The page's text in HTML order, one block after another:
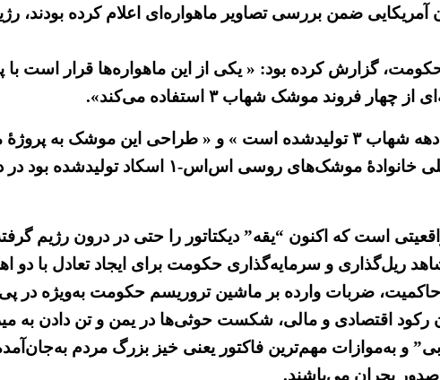
ضمن بررسی تصاویر ماهواره‌ای اعلام کرده بودند،
گزارش کرده بود: « یکی از این ماهواره‌ها قرار است با
موشک شهاب ۳ استفاده می‌کند».
است که اکنون “یقه” دیکتاتور را حتی در درون
ریل‌گذاری و سرمایه‌گذاری حکومت برای ایجاد تعادل با
ضربات وارده بر ماشین تروریسم حکومت به‌ویژه در پی
رکود اقتصادی و مالی، شکست حوثی‌ها در یمن و تن دادن به
و به‌موازات مهم‌ترین فاکتور یعنی خیز بزرگ مردم
صدور بحران می‌باشند.